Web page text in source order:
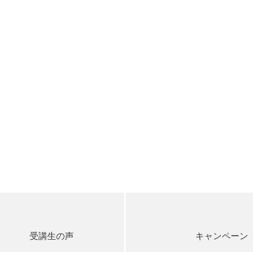
受講生の声 キャンペーン